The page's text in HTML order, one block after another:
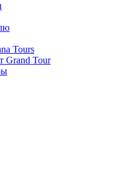
Tours
Grand Tour